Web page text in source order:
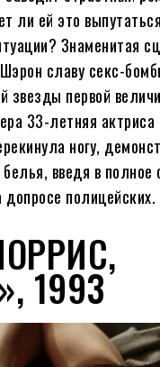
ли ей это выпутаться
Знаменитая
славу секс-
звезды первой
33-летняя актриса
ногу,
введя в полное
полицейских.
1993